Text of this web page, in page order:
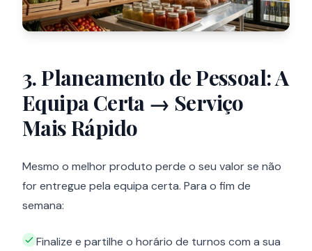
3. Planeamento de Pessoal: A
Equipa Certa → Serviço
Mais Rápido
Mesmo o melhor produto perde o seu valor se não
for entregue pela equipa certa. Para o fim de
semana:
Finalize e partilhe o horário de turnos com a sua